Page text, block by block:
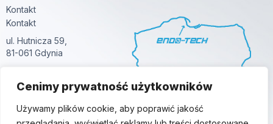
Cenimy prywatność użytkowników
Używamy plików cookie, aby poprawić jakość
Kontakt
Kontakt
ul. Hutnicza 59,
81-061 Gdynia
info@endo-tech.pl